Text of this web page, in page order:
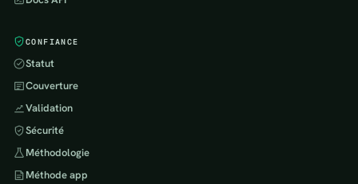
CONFIANCE
Statut
Couverture
Validation
Sécurité
Méthodologie
Méthode app